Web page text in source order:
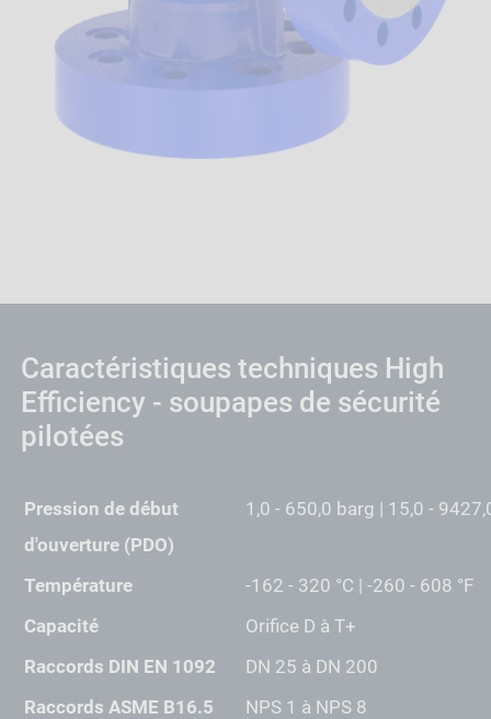
Caractéristiques techniques High
Efficiency - soupapes de sécurité
pilotées
Pression de début
d'ouverture (PDO)
1,0 - 650,0 barg | 15,0 -
Température
-162 - 320 °C | -260 - 608 °F
Capacité
Orifice D à T+
Raccords DIN EN 1092
DN 25 à DN 200
Raccords ASME B16.5
NPS 1 à NPS 8